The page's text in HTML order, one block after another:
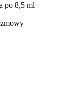
po 8,5 ml